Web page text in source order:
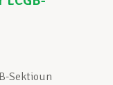
Sektioun